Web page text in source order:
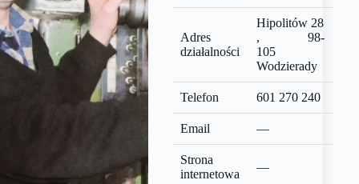
Adres
działalności
Hipolitów 28
, 98-
105
Wodzierady
Telefon 601 270 240
Email —
Strona
internetowa
—